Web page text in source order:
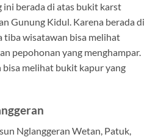
ini berada di atas bukit karst
Gunung Kidul. Karena berada di
tiba wisatawan bisa melihat
pepohonan yang menghampar.
melihat bukit kapur yang
Nglanggeran Wetan, Patuk,